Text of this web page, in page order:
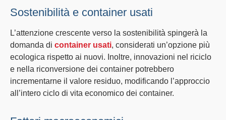
Sostenibilità e container usati
L’attenzione crescente verso la sostenibilità spingerà la
domanda di container usati, considerati un’opzione più
ecologica rispetto ai nuovi. Inoltre, innovazioni nel riciclo
e nella riconversione dei container potrebbero
incrementarne il valore residuo, modificando l’approccio
all’intero ciclo di vita economico dei container.